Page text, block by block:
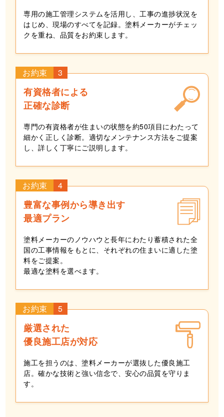
専用の施工管理システムを活用し、工事の進捗状況を
はじめ、現場のすべてを記録。塗料メーカーがチェッ
クを重ね、品質をお約束します。
お約束 3
有資格者による
正確な診断
専門の有資格者が住まいの状態を約50項目にわたって
細かく正しく診断。適切なメンテナンス方法をご提案
し、詳しく丁寧にご説明します。
お約束 4
豊富な事例から導き出す
最適プラン
塗料メーカーのノウハウと長年にわたり蓄積された全
国の工事情報をもとに、それぞれの住まいに適した塗
料をご提案。
最適な塗料を選べます。
お約束 5
厳選された
優良施工店が対応
施工を担うのは、塗料メーカーが選抜した優良施工
店。確かな技術と強い信念で、安心の品質を守りま
す。